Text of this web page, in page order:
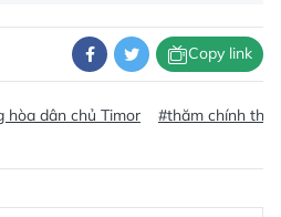
Copy link
hòa dân chủ Timor #thăm chính